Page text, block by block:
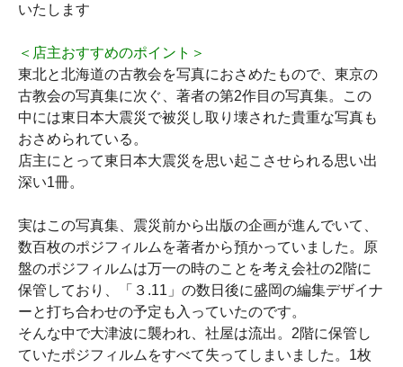
いたします
＜店主おすすめのポイント＞
東北と北海道の古教会を写真におさめたもので、東京の
古教会の写真集に次ぐ、著者の第2作目の写真集。この
中には東日本大震災で被災し取り壊された貴重な写真も
おさめられている。
店主にとって東日本大震災を思い起こさせられる思い出
深い1冊。
実はこの写真集、震災前から出版の企画が進んでいて、
数百枚のポジフィルムを著者から預かっていました。原
盤のポジフィルムは万一の時のことを考え会社の2階に
保管しており、「３.11」の数日後に盛岡の編集デザイナ
ーと打ち合わせの予定も入っていたのです。
そんな中で大津波に襲われ、社屋は流出。2階に保管し
ていたポジフィルムをすべて失ってしまいました。1枚